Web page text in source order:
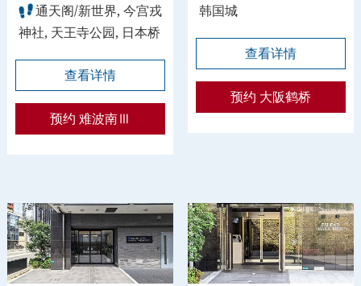
通天阁/新世界, 今宫戎
神社, 天王寺公园, 日本桥
查看详情
预约 难波南Ⅲ
韩国城
查看详情
预约 大阪鹤桥